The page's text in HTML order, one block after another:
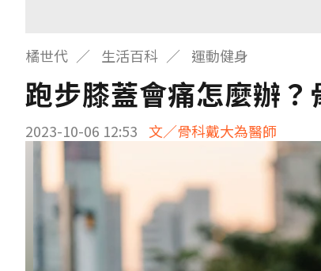
橘世代 生活百科 運動健身
跑步膝蓋會痛怎麼辦
2023-10-06 12:53 文／骨科戴大為醫師